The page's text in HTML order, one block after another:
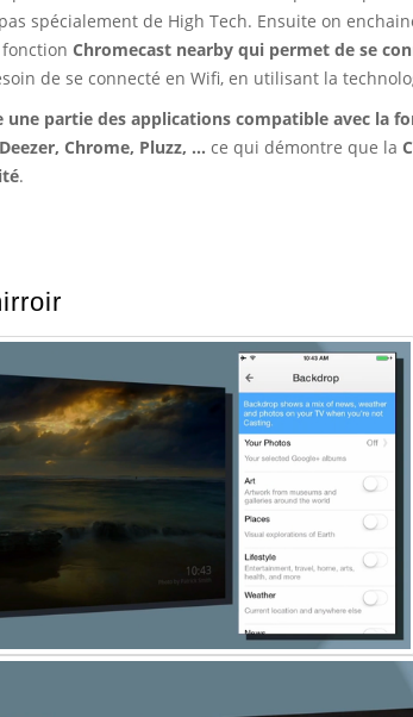
spécialement de High Tech. Ensuite on
Chromecast nearby qui permet de se
de se connecté en Wifi, en utilisant la
une partie des applications compatible avec la
Chrome, Pluzz, ... ce qui démontre que la
.